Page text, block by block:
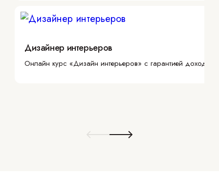
Дизайнер интерьеров
Онлайн курс «Дизайн интерьеров» с гарантией дохода